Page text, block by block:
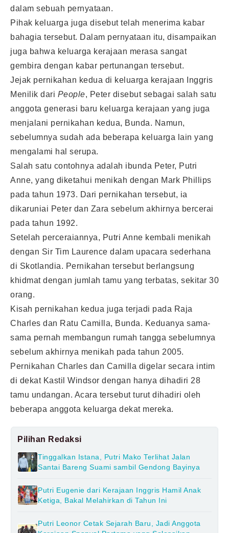
dalam sebuah pernyataan.
Pihak keluarga juga disebut telah menerima kabar
bahagia tersebut. Dalam pernyataan itu, disampaikan
juga bahwa keluarga kerajaan merasa sangat
gembira dengan kabar pertunangan tersebut.
Jejak pernikahan kedua di keluarga kerajaan Inggris
Menilik dari People, Peter disebut sebagai salah satu
anggota generasi baru keluarga kerajaan yang juga
menjalani pernikahan kedua, Bunda. Namun,
sebelumnya sudah ada beberapa keluarga lain yang
mengalami hal serupa.
Salah satu contohnya adalah ibunda Peter, Putri
Anne, yang diketahui menikah dengan Mark Phillips
pada tahun 1973. Dari pernikahan tersebut, ia
dikaruniai Peter dan Zara sebelum akhirnya bercerai
pada tahun 1992.
Setelah perceraiannya, Putri Anne kembali menikah
dengan Sir Tim Laurence dalam upacara sederhana
di Skotlandia. Pernikahan tersebut berlangsung
khidmat dengan jumlah tamu yang terbatas, sekitar 30
orang.
Kisah pernikahan kedua juga terjadi pada Raja
Charles dan Ratu Camilla, Bunda. Keduanya sama-
sama pernah membangun rumah tangga sebelumnya
sebelum akhirnya menikah pada tahun 2005.
Pernikahan Charles dan Camilla digelar secara intim
di dekat Kastil Windsor dengan hanya dihadiri 28
tamu undangan. Acara tersebut turut dihadiri oleh
beberapa anggota keluarga dekat mereka.
Pilihan Redaksi
Tinggalkan Istana, Putri Mako Terlihat Jalan
Santai Bareng Suami sambil Gendong Bayinya
Putri Eugenie dari Kerajaan Inggris Hamil Anak
Ketiga, Bakal Melahirkan di Tahun Ini
Putri Leonor Cetak Sejarah Baru, Jadi Anggota